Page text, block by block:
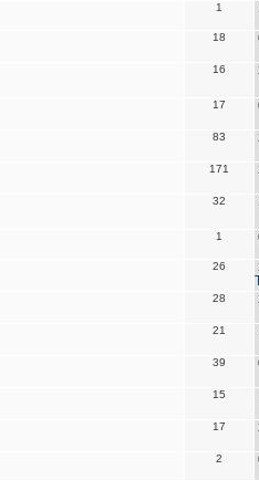
1
18
16
17
83
171
32
1
26
28
21
39
15
17
2